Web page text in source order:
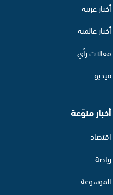
أخبار عربية
أخبار عالمية
مقالات رأي
فيديو
أخبار منوّعة
اقتصاد
رياضة
الموسوعة